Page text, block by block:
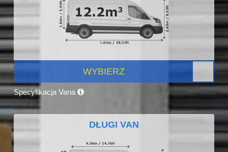
WYBIERZ
Specyfikacja Vana
DŁUGI VAN